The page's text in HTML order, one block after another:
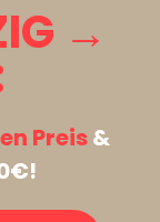
→
Preis&